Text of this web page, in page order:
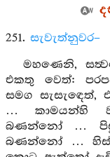
251. සැවැත්නුවර–
මහණෙනි,
එකතු වෙත්:
සමග සැසැඳෙත්,
… කාමයන්හි
බණන්නෝ …
බණන්නෝ …